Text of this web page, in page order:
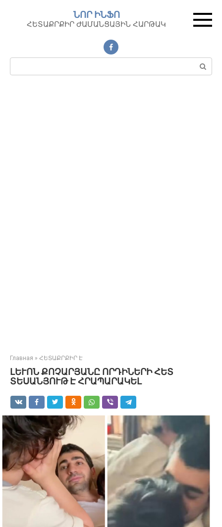
контенту
ՆՈՐ ԻՆՖՈ
ՀԵՏԱՔՐՔԻՐ ԺԱՄԱՆՑԱՅԻՆ ՀԱՐԹԱԿ
Поиск:
Главная » ՀԵՏԱՔՐՔԻՐ Է
ԼԵՒՈՆ ՔՈՉԱՐՅԱՆԸ ՈՐԴԻՆԵՐԻ ՀԵՏ
ՏԵՍԱՆՅՈՒԹ Է ՀՐԱՊԱՐԱԿԵԼ